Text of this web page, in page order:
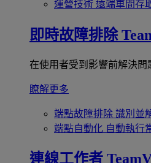
運營技術 遠端車間存
即時故障排除
在使用者受到影響前解決問
瞭解更多
端點故障排除 識別並
端點自動化 自動執行
連線工作者